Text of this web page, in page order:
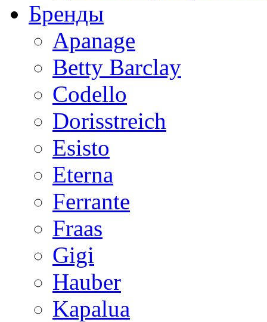
Бренды
Apanage
Betty Barclay
Codello
Dorisstreich
Esisto
Eterna
Ferrante
Fraas
Gigi
Hauber
Kapalua